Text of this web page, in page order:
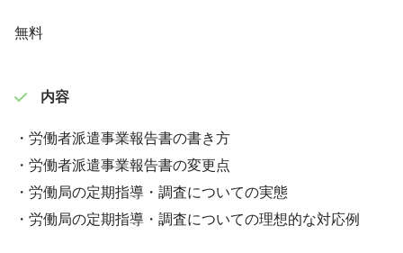
無料
内容
・労働者派遣事業報告書の書き方
・労働者派遣事業報告書の変更点
・労働局の定期指導・調査についての実態
・労働局の定期指導・調査についての理想的な対応例